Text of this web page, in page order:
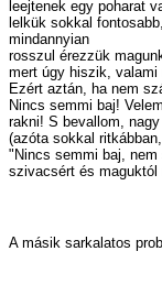
leejtenek egy poharat
lelkük sokkal
mindannyian
rosszul érezzük
mert úgy hiszik,
Ezért aztán, ha nem
Nincs semmi baj!
rakni! S bevallom,
(azóta sokkal
"Nincs semmi baj,
szivacsért és maguktól
A másik sarkalatos